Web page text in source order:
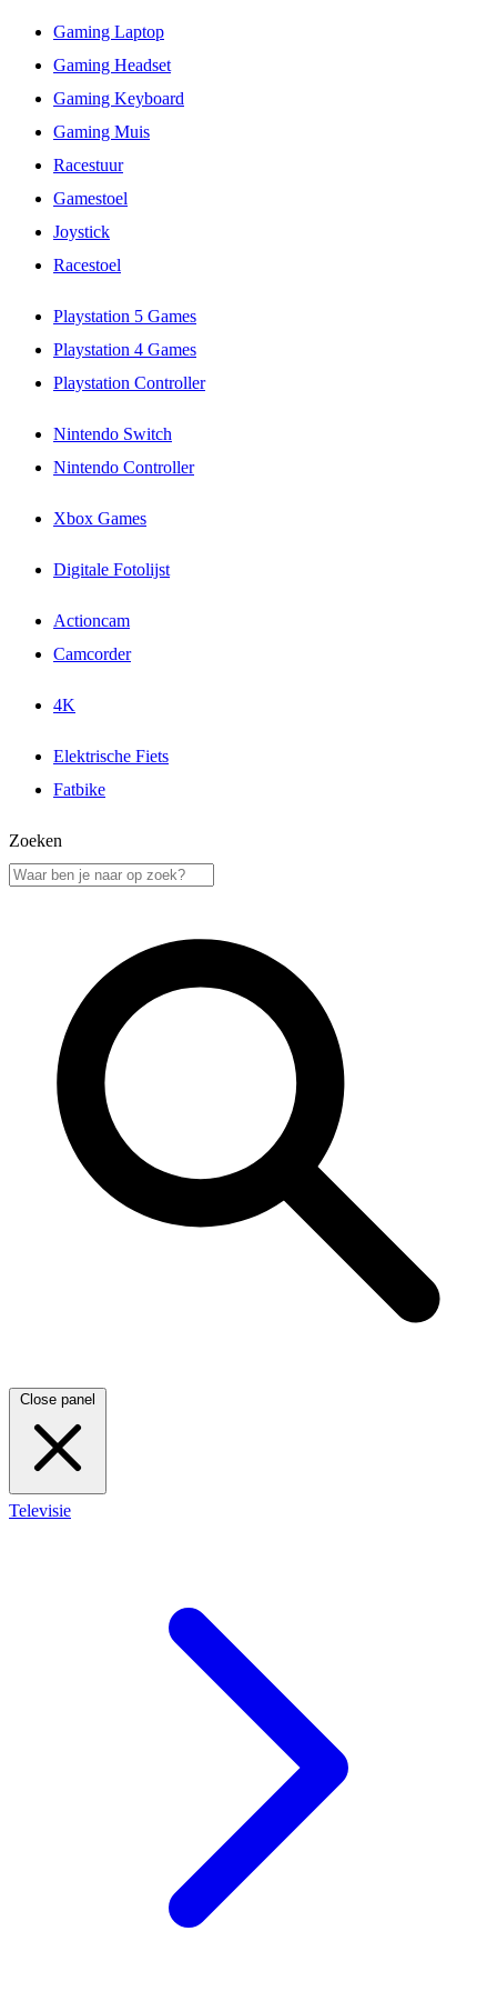
Gaming Laptop
Gaming Headset
Gaming Keyboard
Gaming Muis
Racestuur
Gamestoel
Joystick
Racestoel
Playstation 5 Games
Playstation 4 Games
Playstation Controller
Nintendo Switch
Nintendo Controller
Xbox Games
Digitale Fotolijst
Actioncam
Camcorder
4K
Elektrische Fiets
Fatbike
Zoeken
Close panel
Televisie